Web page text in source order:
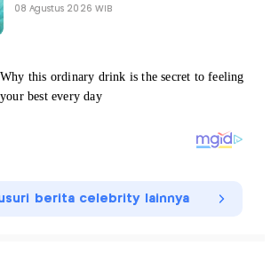
08 Agustus 2026 WIB
berita celebrity lainnya